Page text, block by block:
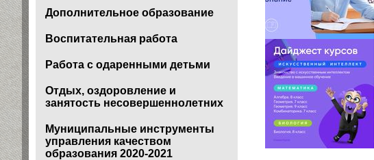
Дополнительное образование
Воспитательная работа
Работа с одаренными детьми
Отдых, оздоровление и
занятость несовершеннолетних
Муниципальные инструменты
управления качеством
образования 2020-2021